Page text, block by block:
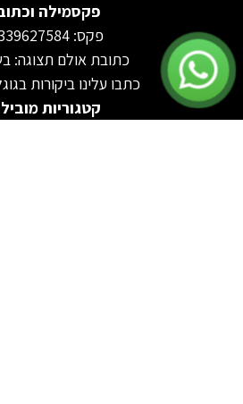
פקסמילה
פקס: 15339627584
כתובת אולם תצוגה:
כתבו עלינו ביקורות
קטגוריות